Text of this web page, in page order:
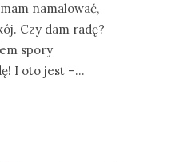
namalować,
Czy dam radę?
spory
I oto jest –…